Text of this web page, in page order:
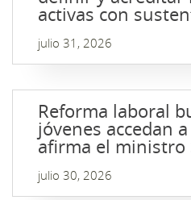
activas con
julio 31, 2026
Reforma laboral
jóvenes accedan
afirma el ministro
julio 30, 2026